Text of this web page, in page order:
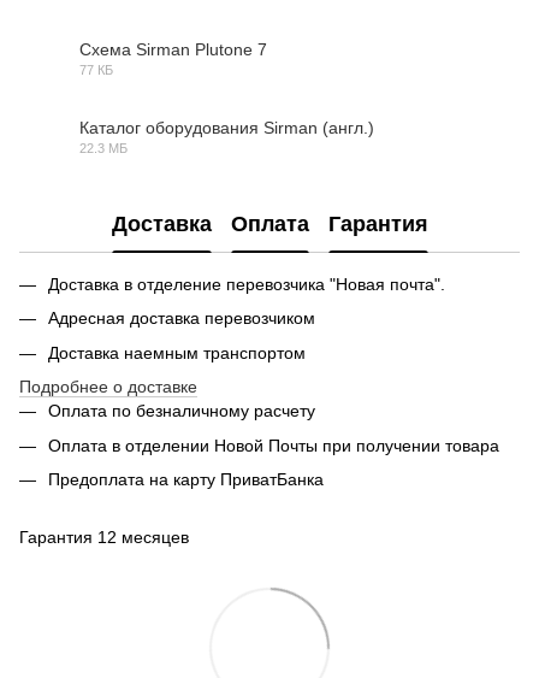
Схема Sirman Plutone 7
77 КБ
Каталог оборудования Sirman (англ.)
22.3 МБ
Доставка Оплата Гарантия
Доставка в отделение перевозчика "Новая почта".
Адресная доставка перевозчиком
Доставка наемным транспортом
Подробнее о доставке
Оплата по безналичному расчету
Оплата в отделении Новой Почты при получении товара
Предоплата на карту ПриватБанка
Гарантия 12 месяцев